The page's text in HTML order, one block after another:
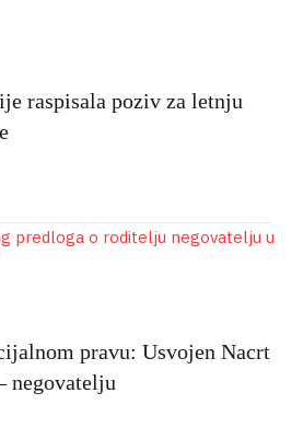
raspisala poziv za letnju
pravu: Usvojen Nacrt
negovatelju